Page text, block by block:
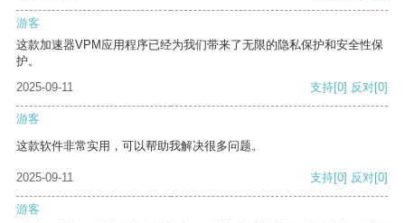
游客
这款加速器VPM应用程序已经为我们带来了无限的隐私保护和安全性保
护。
2025-09-11
支持[0] 反对[0]
游客
这款软件非常实用，可以帮助我解决很多问题。
2025-09-11 支持[0] 反对[0]
游客